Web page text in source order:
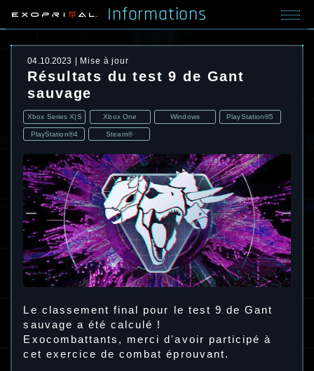
Informations
04.10.2023 Mise à jour
Résultats du test 9 de Gant
sauvage
Xbox Series X|S Xbox One Windows PlayStation®5
PlayStation®4 Steam®
Le classement final pour le test 9 de Gant
sauvage a été calculé !
Exocombattants, merci d'avoir participé à
cet exercice de combat éprouvant.